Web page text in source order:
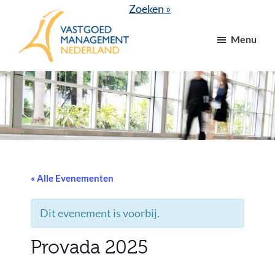
inhoud
VGM
NL
dé
branchevereniging
voor
vastgoed-
en
managers
Zoeken »
Menu
« Alle Evenementen
Dit evenement is voorbij.
Provada 2025